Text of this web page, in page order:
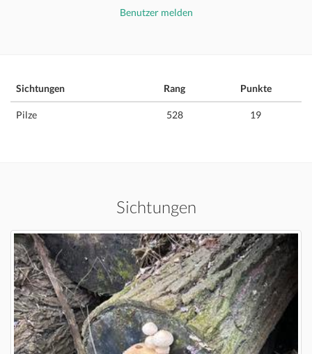
Benutzer melden
Sichtungen Rang Punkte
Pilze 528 19
Sichtungen